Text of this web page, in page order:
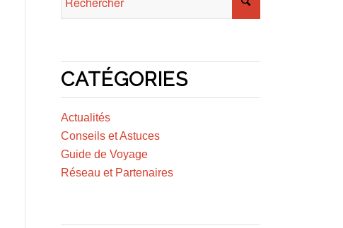
CATÉGORIES
Actualités
Conseils et Astuces
Guide de Voyage
Réseau et Partenaires